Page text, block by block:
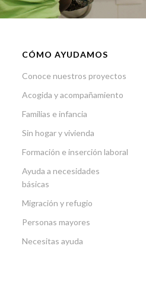
CÓMO AYUDAMOS
Conoce nuestros proyectos
Acogida y acompañamiento
Familias e infancia
Sin hogar y vivienda
Formación e inserción laboral
Ayuda a necesidades
básicas
Migración y refugio
Personas mayores
Necesitas ayuda